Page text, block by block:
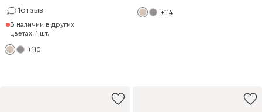
1отзыв
В наличии в других
цветах: 1 шт.
+110
+114